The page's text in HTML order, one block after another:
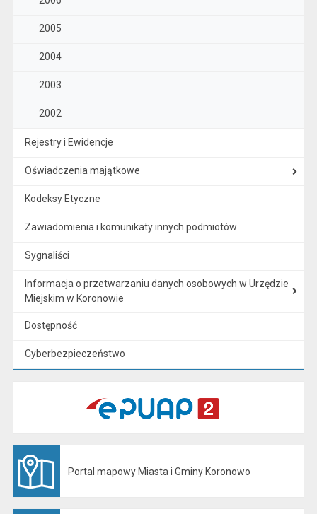
2005
2004
2003
2002
Rejestry i Ewidencje
Oświadczenia majątkowe
Kodeksy Etyczne
Zawiadomienia i komunikaty innych podmiotów
Sygnaliści
Informacja o przetwarzaniu danych osobowych w Urzędzie
Miejskim w Koronowie
Dostępność
Cyberbezpieczeństwo
Portal mapowy Miasta i Gminy Koronowo